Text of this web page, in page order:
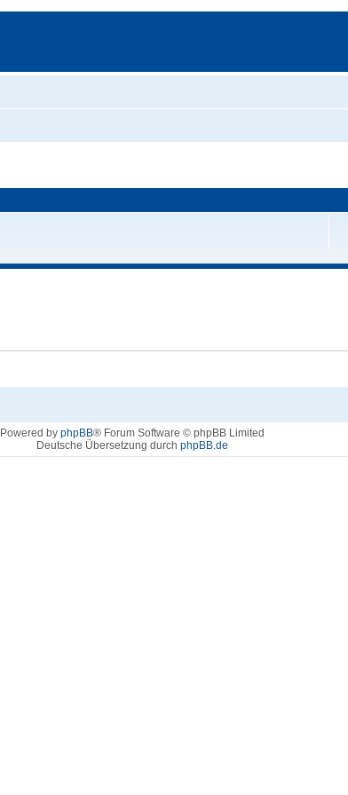
Powered by phpBB® Forum Software © phpBB Limited
Deutsche Übersetzung durch phpBB.de